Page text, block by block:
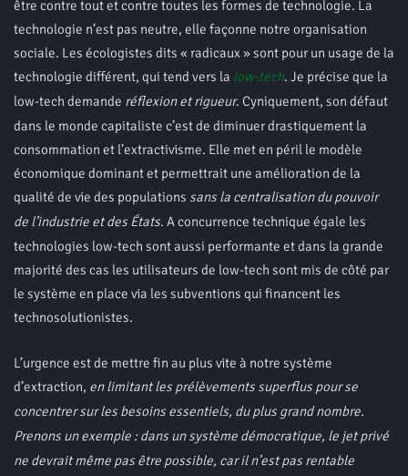
être contre tout et contre toutes les formes de technologie. La
technologie n’est pas neutre, elle façonne notre organisation
sociale. Les écologistes dits « radicaux » sont pour un usage de la
technologie différent, qui tend vers la low-tech. Je précise que la
low-tech demande réflexion et rigueur. Cyniquement, son défaut
dans le monde capitaliste c’est de diminuer drastiquement la
consommation et l’extractivisme. Elle met en péril le modèle
économique dominant et permettrait une amélioration de la
qualité de vie des populations sans la centralisation du pouvoir
de l’industrie et des États. A concurrence technique égale les
technologies low-tech sont aussi performante et dans la grande
majorité des cas les utilisateurs de low-tech sont mis de côté par
le système en place via les subventions qui financent les
technosolutionistes.
L’urgence est de mettre fin au plus vite à notre système
d’extraction, en limitant les prélèvements superflus pour se
concentrer sur les besoins essentiels, du plus grand nombre.
Prenons un exemple : dans un système démocratique, le jet privé
ne devrait même pas être possible, car il n’est pas rentable